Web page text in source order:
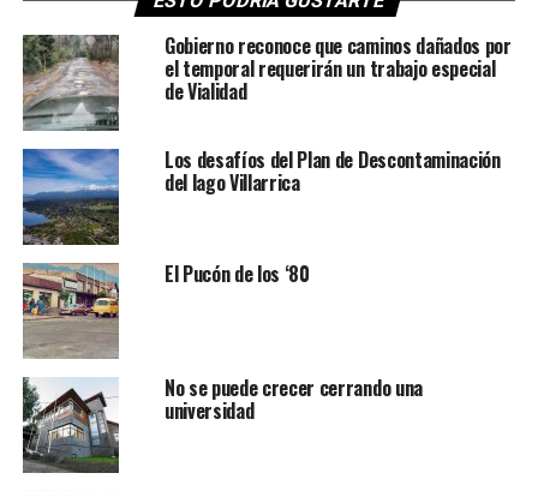
Gobierno reconoce que caminos dañados por
el temporal requerirán un trabajo especial
de Vialidad
Los desafíos del Plan de Descontaminación
del lago Villarrica
El Pucón de los ‘80
No se puede crecer cerrando una
universidad